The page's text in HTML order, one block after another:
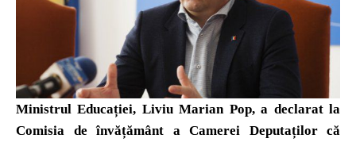
Ministrul Educației, Liviu Marian Pop, a declarat la
Comisia de învățământ a Camerei Deputaților că